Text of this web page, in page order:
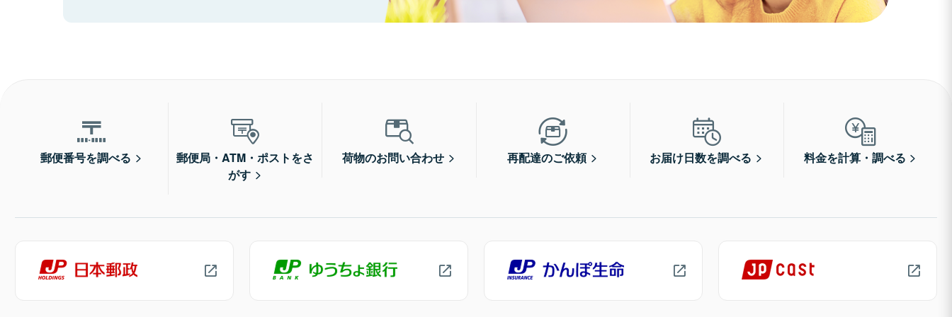
郵便番号を調べる
郵便局・ATM・ポストをさ
がす
荷物のお問い合わせ 再配達のご依頼 お届け日数を調べる 料金を計算・調べる